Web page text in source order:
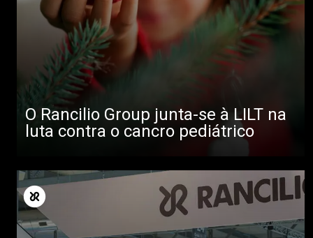
O Rancilio Group junta-se à LILT na
luta contra o cancro pediátrico